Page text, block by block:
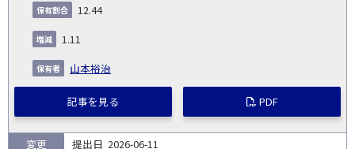
12.44
1.11
山本裕治
記事を見る PDF
2026-06-11
変更